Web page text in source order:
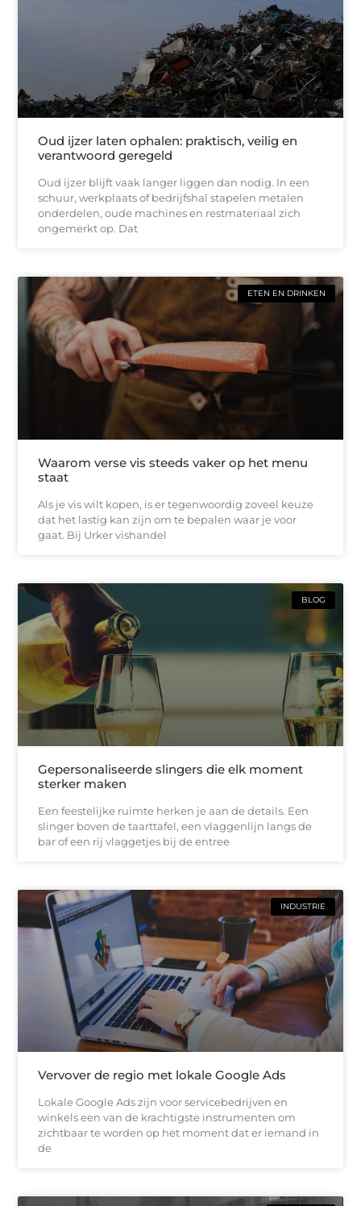
Oud ijzer laten ophalen: praktisch, veilig en
verantwoord geregeld
Oud ijzer blijft vaak langer liggen dan nodig. In een
schuur, werkplaats of bedrijfshal stapelen metalen
onderdelen, oude machines en restmateriaal zich
ongemerkt op. Dat
ETEN EN DRINKEN
Waarom verse vis steeds vaker op het menu
staat
Als je vis wilt kopen, is er tegenwoordig zoveel keuze
dat het lastig kan zijn om te bepalen waar je voor
gaat. Bij Urker vishandel
BLOG
Gepersonaliseerde slingers die elk moment
sterker maken
Een feestelijke ruimte herken je aan de details. Een
slinger boven de taarttafel, een vlaggenlijn langs de
bar of een rij vlaggetjes bij de entree
INDUSTRIE
Vervover de regio met lokale Google Ads
Lokale Google Ads zijn voor servicebedrijven en
winkels een van de krachtigste instrumenten om
zichtbaar te worden op het moment dat er iemand in
de